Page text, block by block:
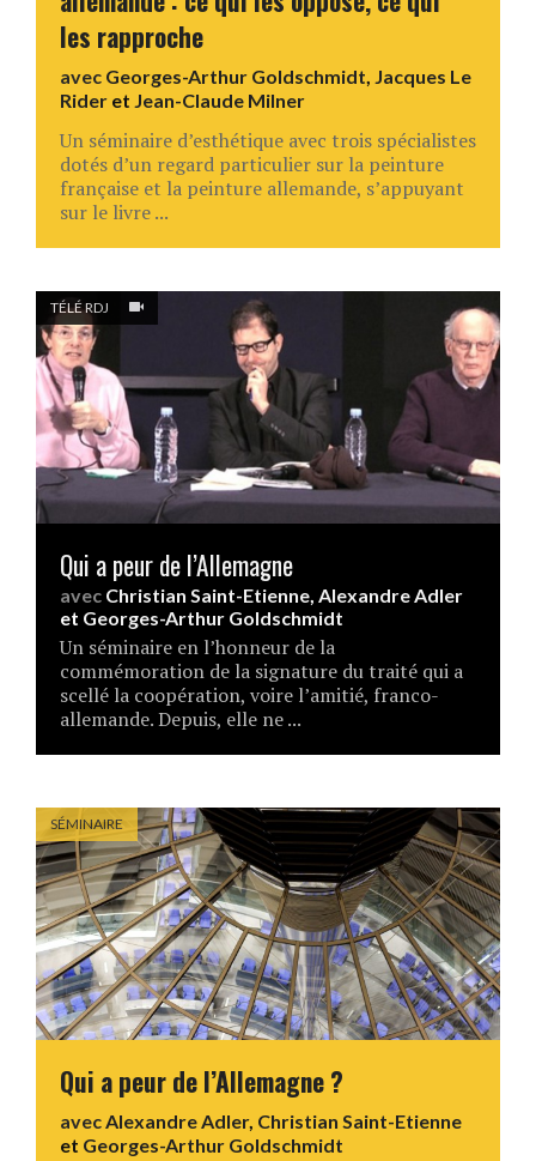
les rapproche
avec Georges-Arthur Goldschmidt, Jacques Le
Rider et Jean-Claude Milner
Un séminaire d’esthétique avec trois spécialistes
dotés d’un regard particulier sur la peinture
française et la peinture allemande, s’appuyant
sur le livre ...
TÉLÉ RDJ
Qui a peur de l’Allemagne
avec Christian Saint-Etienne, Alexandre Adler
et Georges-Arthur Goldschmidt
Un séminaire en l’honneur de la
commémoration de la signature du traité qui a
scellé la coopération, voire l’amitié, franco-
allemande. Depuis, elle ne ...
SÉMINAIRE
Qui a peur de l’Allemagne ?
avecAlexandre Adler, Christian Saint-Etienne
et Georges-Arthur Goldschmidt